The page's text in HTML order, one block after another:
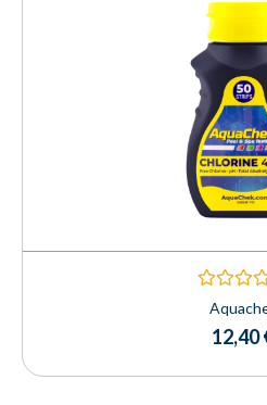
Rated
out12,40